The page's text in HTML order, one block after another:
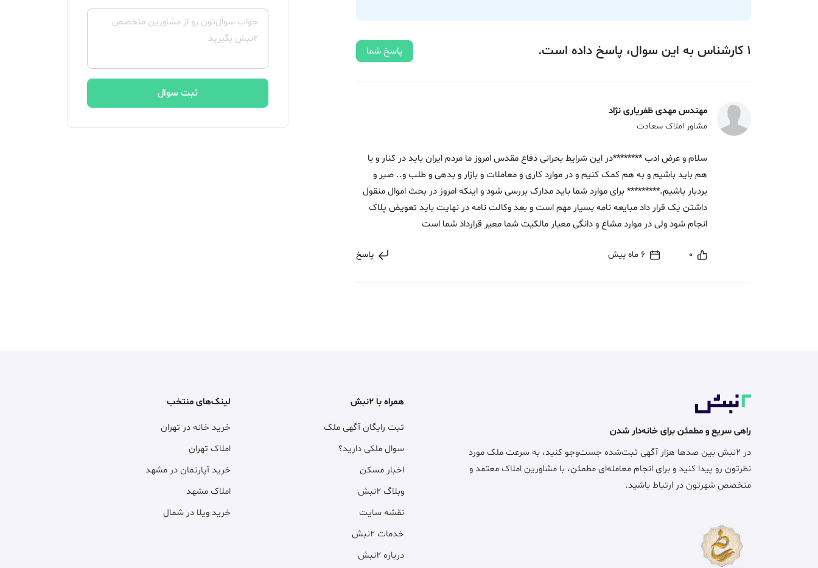
1 کارشناس به این سوال، پاسخ داده‌ است. پاسخ شما
مهندس مهدی ظفریاری نژاد
مشاور املاک سعادت
سلام و عرض ادب ********در این شرایط بحرانی دفاع مقدس امروز ما مردم ایران باید در کنار و با
هم باید باشیم و به هم کمک کنیم و در موارد کاری و معاملات و بازار و بدهی و طلب و.. صبر و
بردبار باشیم.********* برای موارد شما باید مدارک بررسی شود و اینکه امروز در بحث اموال منقول
داشتن یک قرار داد مبایعه نامه بسیار مهم است و بعد وکالت نامه در نهایت باید تعویض پلاک
انجام شود ولی در موارد مشاع و دانگی معیار مالکیت شما معیر قرارداد شما است
0 6 ماه پیش پاسخ
ثبت سوال
راهی سریع و مطمئن برای خانه‌دار شدن
در ۲نبش بین صدها هزار آگهی ثبت‌شده جست‌وجو کنید، به سرعت ملک مورد
نظرتون رو پیدا کنید و برای انجام معامله‌ای مطمئن، با مشاورین املاک معتمد و
متخصص شهرتون در ارتباط باشید.
همراه با ۲نبش
ثبت رایگان آگهی ملک
سوال ملکی دارید؟
اخبار مسکن
وبلاگ ۲نبش
نقشه سایت
خدمات ۲نبش
درباره ۲نبش
لینک‌های منتخب
خرید خانه در تهران
املاک تهران
خرید آپارتمان در مشهد
املاک مشهد
خرید ویلا در شمال